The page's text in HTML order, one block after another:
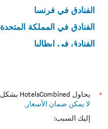
الفنادق في فرنسا
الفنادق في المملكة المتحدة
الفنادق في إيطاليا
*
يحاول HotelsCombined بشكل دائم الحصول على الأسعار الدقيقة، ولكن
لا يمكن ضمان الأسعار .
إليك السبب: